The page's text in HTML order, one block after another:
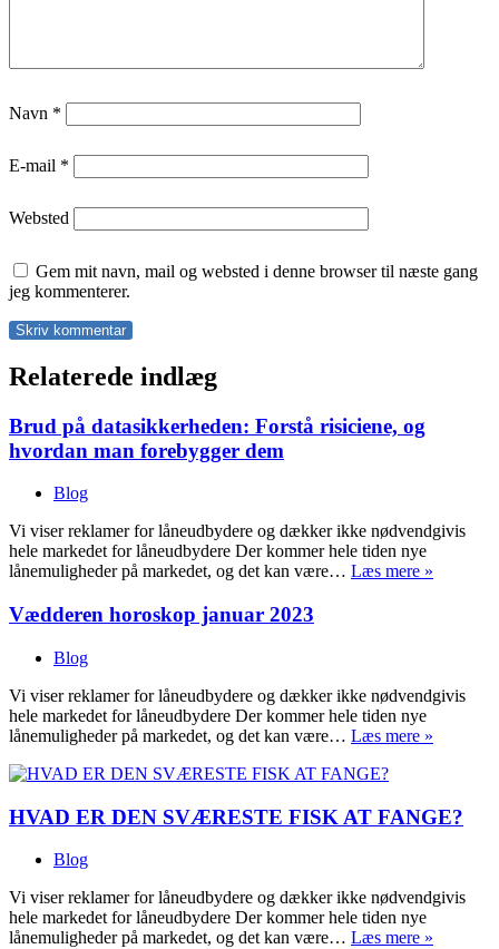
Navn *
E-mail *
Websted
Gem mit navn, mail og websted i denne browser til næste gang
jeg kommenterer.
Relaterede indlæg
Brud på datasikkerheden: Forstå risiciene, og
hvordan man forebygger dem
Blog
Vi viser reklamer for låneudbydere og dækker ikke nødvendgivis
hele markedet for låneudbydere Der kommer hele tiden nye
lånemuligheder på markedet, og det kan være… Læs mere »
Vædderen horoskop januar 2023
Blog
Vi viser reklamer for låneudbydere og dækker ikke nødvendgivis
hele markedet for låneudbydere Der kommer hele tiden nye
lånemuligheder på markedet, og det kan være… Læs mere »
lån
HVAD ER DEN SVÆRESTE FISK AT FANGE?
Blog
Vi viser reklamer for låneudbydere og dækker ikke nødvendgivis
hele markedet for låneudbydere Der kommer hele tiden nye
lånemuligheder på markedet, og det kan være… Læs mere »